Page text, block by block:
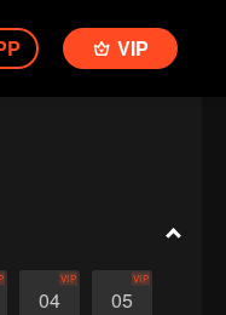
VIP
04
VIP
05
VIP